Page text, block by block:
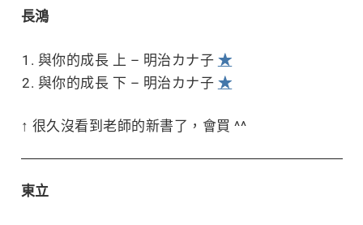
長鴻
與你的成長 上 – 明治カナ子 ★
與你的成長 下 – 明治カナ子 ★
↑ 很久沒看到老師的新書了，會買 ^^
東立